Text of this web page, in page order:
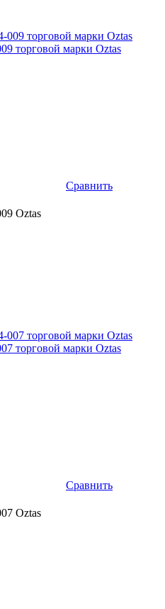
торговой марки Оztas
Сравнить
Оztas
торговой марки Оztas
Сравнить
Оztas